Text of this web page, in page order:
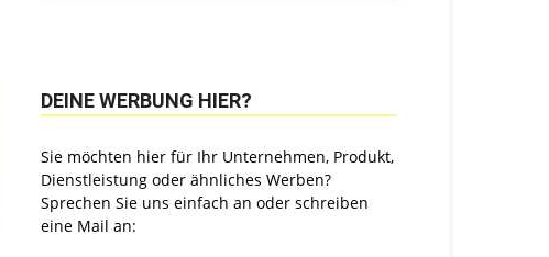
DEINE WERBUNG HIER?
Sie möchten hier für Ihr Unternehmen, Produkt,
Dienstleistung oder ähnliches Werben?
Sprechen Sie uns einfach an oder schreiben
eine Mail an: